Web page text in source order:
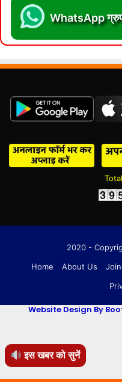
इस खबर को सुनें
WhatsApp ग्रुप
2020 -
Home
About Us
Website Design By